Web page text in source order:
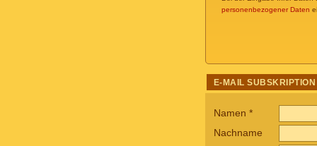
personenbezogener Daten
E-MAIL SUBSKRIPTION
Namen *
Nachname